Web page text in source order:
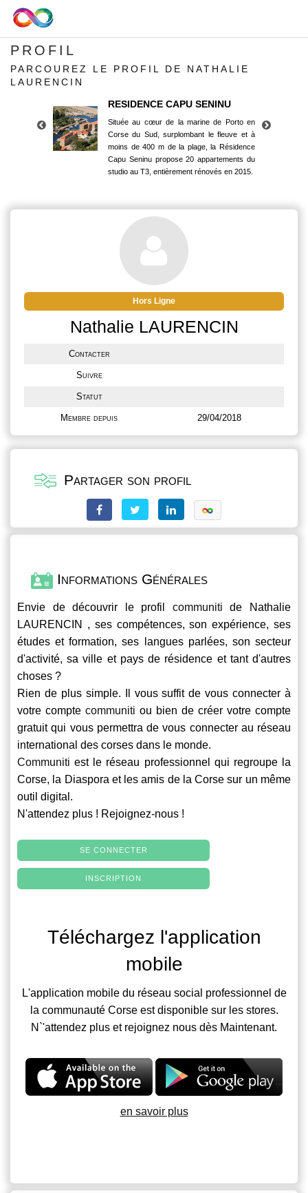
PROFIL
PARCOUREZ LE PROFIL DE NATHALIE
LAURENCIN
RESIDENCE CAPU SENINU
Située au cœur de la marine de Porto en
Corse du Sud, surplombant le fleuve et à
moins de 400 m de la plage, la Résidence
Capu Seninu propose 20 appartements du
studio au T3, entièrement rénovés en 2015.
Corse du Sud, surplombant le fleuve et à
moins de 400 m de la plage, la Résidence
Capu Seninu propose 20 appartements du
studio au T3, entièrement rénovés en 2015.
Hors Ligne
Nathalie LAURENCIN
Contacter
Suivre
Statut
Membre depuis 29/04/2018
Partager son profil
Informations Générales
Envie de découvrir le profil communiti de Nathalie
LAURENCIN , ses compétences, son expérience, ses
études et formation, ses langues parlées, son secteur
d'activité, sa ville et pays de résidence et tant d'autres
choses ?
Rien de plus simple. Il vous suffit de vous connecter à
votre compte communiti ou bien de créer votre compte
gratuit qui vous permettra de vous connecter au réseau
international des corses dans le monde.
Communiti est le réseau professionnel qui regroupe la
Corse, la Diaspora et les amis de la Corse sur un même
outil digital.
N'attendez plus ! Rejoignez-nous !
SE CONNECTER
INSCRIPTION
Téléchargez l'application
mobile
L'application mobile du réseau social professionnel de
la communauté Corse est disponible sur les stores.
N`'attendez plus et rejoignez nous dès Maintenant.
en savoir plus